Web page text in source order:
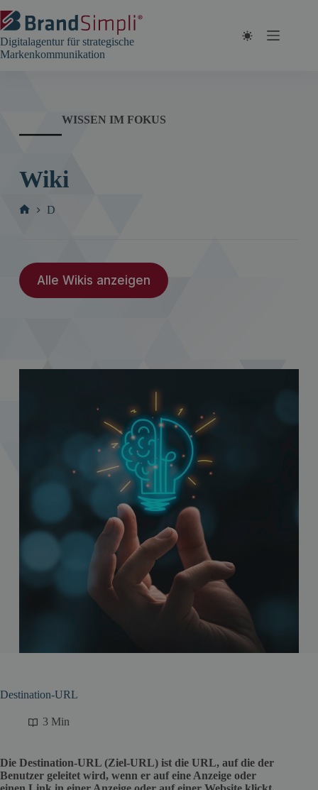
Inhalt
springen
Digitalagentur für strategische
Markenkommunikation
WISSEN IM FOKUS
Wiki
D
Alle Wikis anzeigen
Destination-URL
3 Min
Die Destination-URL (Ziel-URL) ist die URL, auf die der
Benutzer geleitet wird, wenn er auf eine Anzeige oder